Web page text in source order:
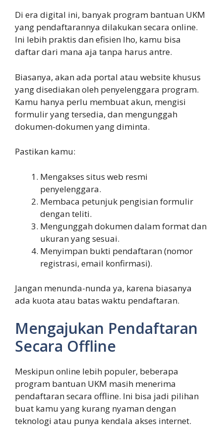
Di era digital ini, banyak program bantuan UKM
yang pendaftarannya dilakukan secara online.
Ini lebih praktis dan efisien lho, kamu bisa
daftar dari mana aja tanpa harus antre.
Biasanya, akan ada portal atau website khusus
yang disediakan oleh penyelenggara program.
Kamu hanya perlu membuat akun, mengisi
formulir yang tersedia, dan mengunggah
dokumen-dokumen yang diminta.
Pastikan kamu:
Mengakses situs web resmi
penyelenggara.
Membaca petunjuk pengisian formulir
dengan teliti.
Mengunggah dokumen dalam format dan
ukuran yang sesuai.
Menyimpan bukti pendaftaran (nomor
registrasi, email konfirmasi).
Jangan menunda-nunda ya, karena biasanya
ada kuota atau batas waktu pendaftaran.
Mengajukan Pendaftaran
Secara Offline
Meskipun online lebih populer, beberapa
program bantuan UKM masih menerima
pendaftaran secara offline. Ini bisa jadi pilihan
buat kamu yang kurang nyaman dengan
teknologi atau punya kendala akses internet.